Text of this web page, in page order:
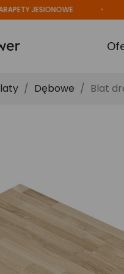
JESIONOWE
Dębowe Blat